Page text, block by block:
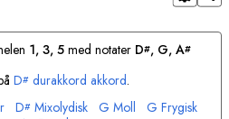
1, 3, 5 med notater D#, G, A#
D# durakkord akkord.
D# Mixolydisk G Moll G Frygisk